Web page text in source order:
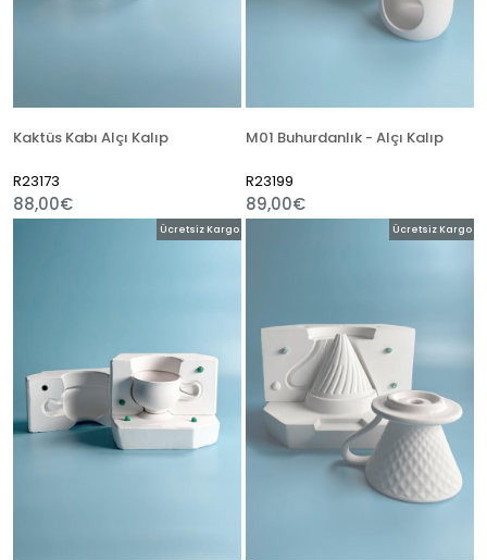
Kaktüs Kabı Alçı Kalıp
R23173
88,00€
M01 Buhurdanlık - Alçı Kalıp
R23199
89,00€
Ücretsiz Kargo Ücretsiz Kargo